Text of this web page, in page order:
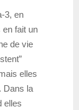
3, en
fait un
de vie
elles
Dans la
elles